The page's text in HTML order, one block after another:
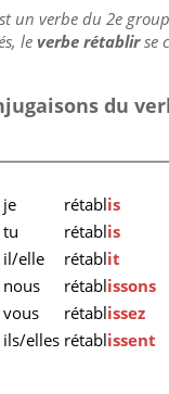
un verbe du 2e
leverbe rétablirse
du
je
rétablis
tu
rétablis
il/elle
rétablit
nous
rétablissons
vous
rétablissez
ils/elles rétablissent